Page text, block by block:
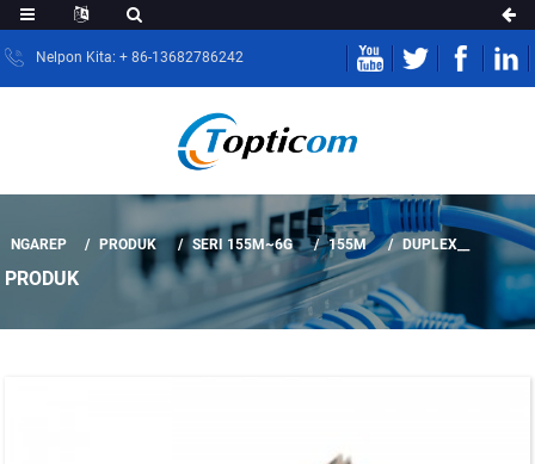
Nelpon Kita: + 86-13682786242
NGAREP PRODUK SERI 155M~6G 155M DUPLEX__
PRODUK